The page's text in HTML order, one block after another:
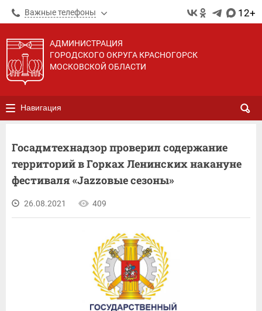
Важные телефоны 12+
АДМИНИСТРАЦИЯ
ГОРОДСКОГО ОКРУГА КРАСНОГОРСК
МОСКОВСКОЙ ОБЛАСТИ
Навигация
Госадмтехнадзор проверил содержание
территорий в Горках Ленинских накануне
фестиваля «Jazzовые сезоны»
26.08.2021 409